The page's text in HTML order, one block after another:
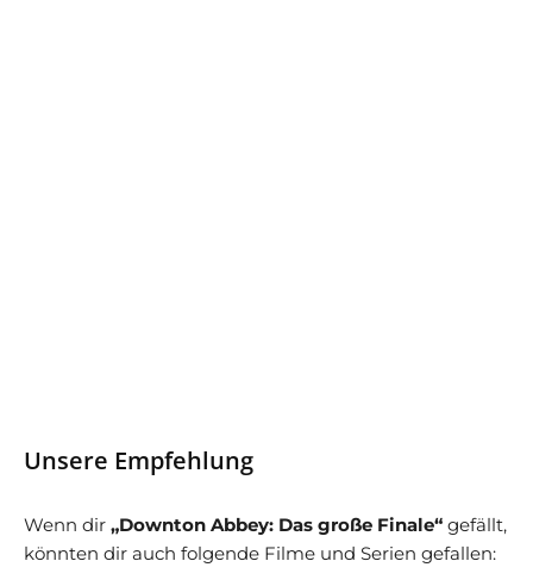
Unsere Empfehlung
Wenn dir „Downton Abbey: Das große Finale“ gefällt,
könnten dir auch folgende Filme und Serien gefallen: